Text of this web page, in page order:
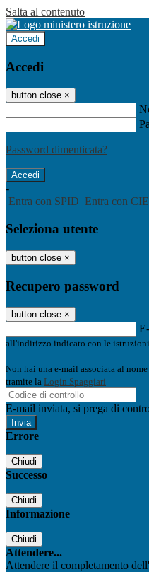
Salta al contenuto
Accedi
Accedi
button close ×
Password dimenticata?
-
Entra con SPID Entra con CIE
Seleziona utente
button close ×
Recupero password
button close ×
all'indirizzo indicato con le istruzioni
Non hai una e-mail associata al
tramite la Login Spaggiari
E-mail inviata, si prega di
Errore
Chiudi
Successo
Chiudi
Informazione
Chiudi
Attendere...
Attendere il completamento